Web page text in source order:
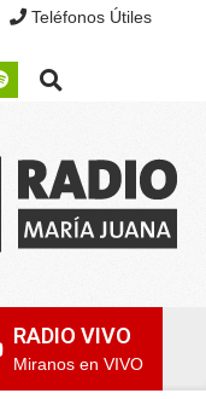
Teléfonos Útiles
Search
RADIO VIVO
Miranos en VIVO